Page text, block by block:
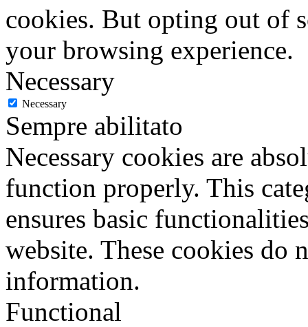
cookies. But opting out of
your browsing experience.
Necessary
Necessary
Sempre abilitato
Necessary cookies are
function properly. This
ensures basic
website. These cookies do
information.
Functional